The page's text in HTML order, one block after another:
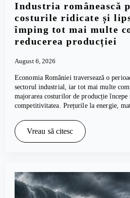
Industria românească
costurile ridicate și
împing tot mai multe
reducerea producției
August 6, 2026
Economia României traversează o
sectorul industrial, iar tot mai multe
majorarea costurilor de producție începe
competitivitatea. Prețurile la energie,
Vreau să citesc